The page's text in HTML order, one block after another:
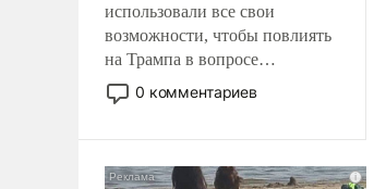
использовали все свои
возможности, чтобы повлиять
на Трампа в вопросе
предоставления вооружений
своим нанимателям. Вероятно,
голову мысль: хорошо бы
0 комментариев